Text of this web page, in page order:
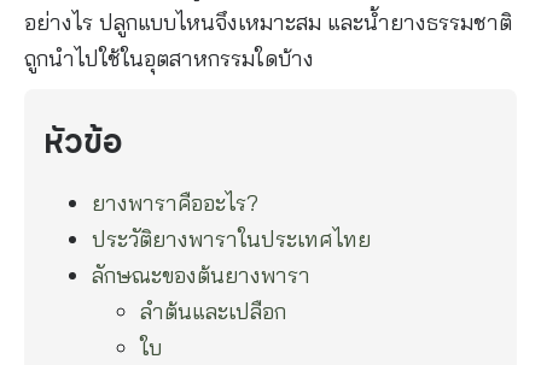
อย่างไร ปลูกแบบไหนจึงเหมาะสม และน้ำยางธรรมชาติ
ถูกนำไปใช้ในอุตสาหกรรมใดบ้าง
หัวข้อ
ยางพาราคืออะไร?
ประวัติยางพาราในประเทศไทย
ลักษณะของต้นยางพารา
ลำต้นและเปลือก
ใบ